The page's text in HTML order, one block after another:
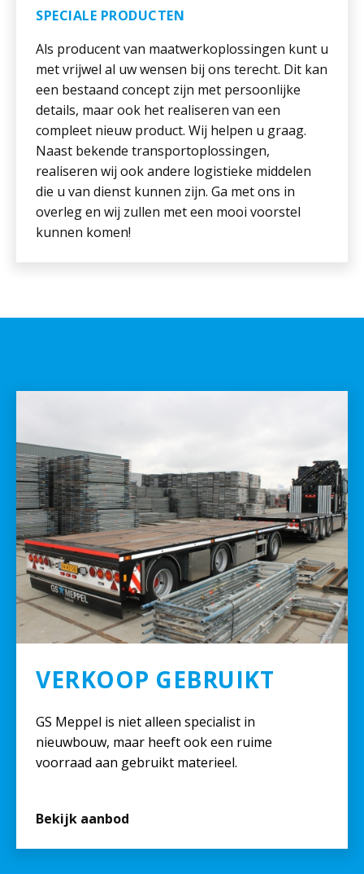
SPECIALE PRODUCTEN
Als producent van maatwerkoplossingen kunt u
met vrijwel al uw wensen bij ons terecht. Dit kan
een bestaand concept zijn met persoonlijke
details, maar ook het realiseren van een
compleet nieuw product. Wij helpen u graag.
Naast bekende transportoplossingen,
realiseren wij ook andere logistieke middelen
die u van dienst kunnen zijn. Ga met ons in
overleg en wij zullen met een mooi voorstel
kunnen komen!
VERKOOP GEBRUIKT
GS Meppel is niet alleen specialist in
nieuwbouw, maar heeft ook een ruime
voorraad aan gebruikt materieel.
Bekijk aanbod